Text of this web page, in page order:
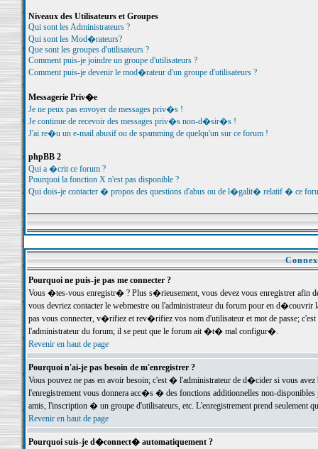
Niveaux des Utilisateurs et Groupes
Qui sont les Administrateurs ?
Qui sont les Mod�rateurs?
Que sont les groupes d'utilisateurs ?
Comment puis-je joindre un groupe d'utilisateurs ?
Comment puis-je devenir le mod�rateur d'un groupe d'utilisateurs ?
Messagerie Priv�e
Je ne peux pas envoyer de messages priv�s !
Je continue de recevoir des messages priv�s non-d�sir�s !
J'ai re�u un e-mail abusif ou de spamming de quelqu'un sur ce forum !
phpBB 2
Qui a �crit ce forum ?
Pourquoi la fonction X n'est pas disponible ?
Qui dois-je contacter � propos des questions d'abus ou de l�galit� relatif � ce
Pourquoi ne puis-je pas me connecter ?
Vous �tes-vous enregistr� ? Plus s�rieusement, vous devez vous enregistrer
vous devriez contacter le webmestre ou l'administrateur du forum pour en
pas vous connecter, v�rifiez et rev�rifiez vos nom d'utilisateur et mot de passe;
l'administrateur du forum; il se peut que le forum ait �t� mal configur�.
Revenir en haut de page
Pourquoi n'ai-je pas besoin de m'enregistrer ?
Vous pouvez ne pas en avoir besoin; c'est � l'administrateur de d�cider si vous
l'enregistrement vous donnera acc�s � des fonctions additionnelles non-
amis, l'inscription � un groupe d'utilisateurs, etc. L'enregistrement prend seulement
Revenir en haut de page
Pourquoi suis-je d�connect� automatiquement ?